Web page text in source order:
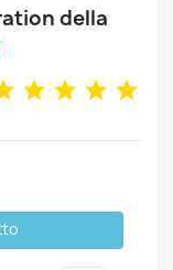
della